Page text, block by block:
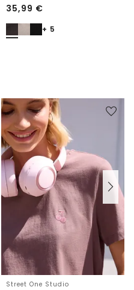
35,99 €
+ 5
Street One Studio